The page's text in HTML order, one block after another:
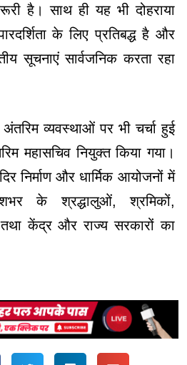
है। साथ ही यह भी दोहराया
के लिए प्रतिबद्ध है और
सूचनाएं सार्वजनिक करता रहा
व्यवस्थाओं पर भी चर्चा हुई
महासचिव नियुक्त किया गया।
निर्माण और धार्मिक आयोजनों में
के श्रद्धालुओं, श्रमिकों,
केंद्र और राज्य सरकारों का